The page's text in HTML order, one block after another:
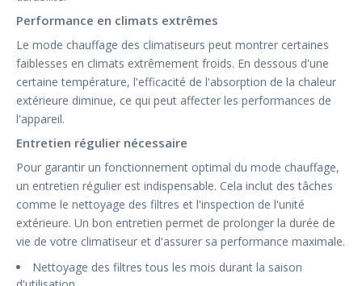
Performance en climats extrêmes
Le mode chauffage des climatiseurs peut montrer certaines
faiblesses en climats extrêmement froids. En dessous d'une
certaine température, l'efficacité de l'absorption de la chaleur
extérieure diminue, ce qui peut affecter les performances de
l'appareil.
Entretien régulier nécessaire
Pour garantir un fonctionnement optimal du mode chauffage,
un entretien régulier est indispensable. Cela inclut des tâches
comme le nettoyage des filtres et l'inspection de l'unité
extérieure. Un bon entretien permet de prolonger la durée de
vie de votre climatiseur et d'assurer sa performance maximale.
Nettoyage des filtres tous les mois durant la saison